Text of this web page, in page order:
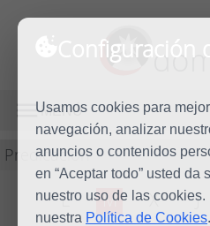
Configuración
Usamos cookies para
navegación, analizar
anuncios o contenidos
en “Aceptar todo” usted da
nuestro uso de las
nuestra Política de Cookies.
MENÚ
Predicación
L M X J